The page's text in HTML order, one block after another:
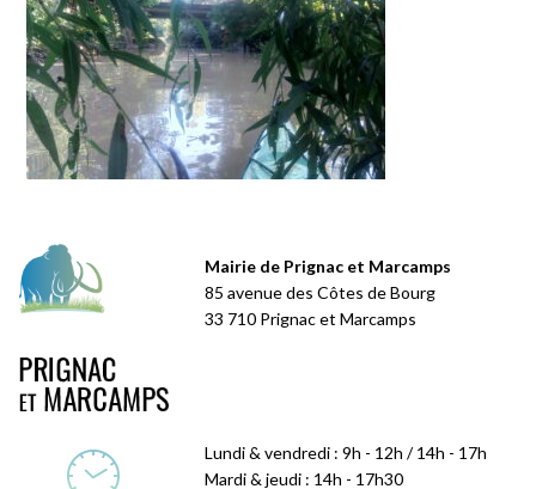
Mairie de Prignac et Marcamps
85 avenue des Côtes de Bourg
33 710 Prignac et Marcamps
Lundi & vendredi : 9h - 12h / 14h - 17h
Mardi & jeudi : 14h - 17h30